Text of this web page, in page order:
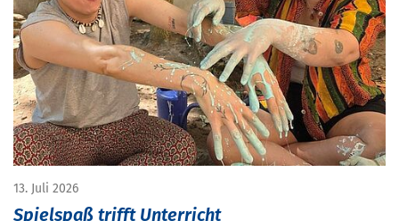
13. Juli 2026
Spielspaß trifft Unterricht